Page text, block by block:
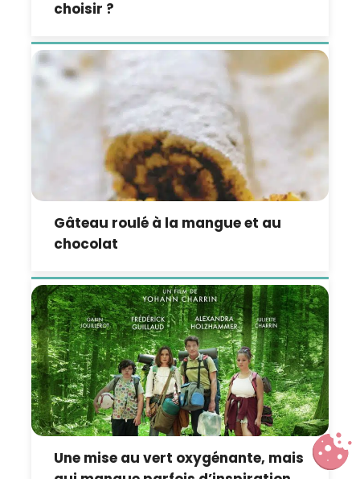
choisir ?
Gâteau roulé à la mangue et au
chocolat
Une mise au vert oxygénante, mais
qui manque parfois d’inspiration